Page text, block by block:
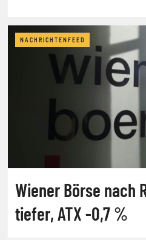
NACHRICHTENFEED
Wiener Börse nach
tiefer, ATX -0,7 %